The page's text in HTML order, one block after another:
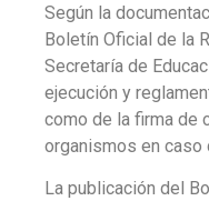
Según la
Boletín Oficial de la
Secretaría de
ejecución y
como de la firma de
organismos en caso
La publicación del